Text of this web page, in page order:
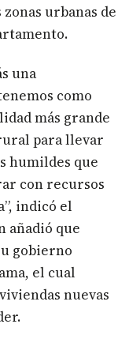
urbanas de
una
como
más grande
para llevar
humildes que
con recursos
indicó el
añadió que
gobierno
el cual
nuevas